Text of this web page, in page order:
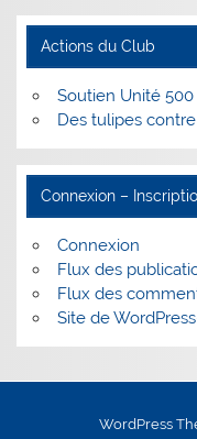
Actions du Club
Soutien Unité
Des tulipes
Connexion –
Connexion
Flux des
Flux des
Site de
WordPress